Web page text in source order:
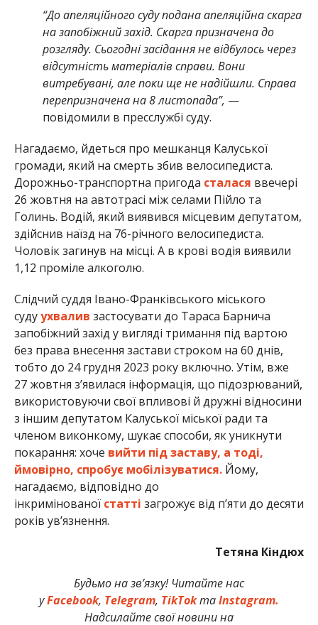
“До апеляційного суду подана апеляційна скарга
на запобіжний захід. Скарга призначена до
розгляду. Сьогодні засідання не відбулось через
відсутність матеріалів справи. Вони
витребувані, але поки ще не надійшли. Справа
перепризначена на 8 листопада”, —
повідомили в пресслужбі суду.
Нагадаємо, йдеться про мешканця Калуської
громади, який на смерть збив велосипедиста.
Дорожньо-транспортна пригода сталася ввечері
26 жовтня на автотрасі між селами Пійло та
Голинь. Водій, який виявився місцевим депутатом,
здійснив наїзд на 76-річного велосипедиста.
Чоловік загинув на місці. А в крові водія виявили
1,12 проміле алкоголю.
Слідчий суддя Івано-Франківського міського
судуухвалив застосувати до Тараса Барнича
запобіжний захід у вигляді тримання під вартою
без права внесення застави строком на 60 днів,
тобто до 24 грудня 2023 року включно. Утім, вже
27 жовтня з’явилася інформація, що підозрюваний,
використовуючи свої впливові й дружні відносини
з іншим депутатом Калуської міської ради та
членом виконкому, шукає способи, як уникнути
покарання: хоче вийти під заставу, а тоді,
ймовірно, спробує мобілізуватися.Йому,
нагадаємо, відповідно до
інкримінованої статті загрожує від п’яти до десяти
років ув’язнення.
Тетяна Кіндюх
Будьмо на зв’язку! Читайте нас
уFacebook, Telegram, TikTokтаInstagram.
Надсилайте свої новини на